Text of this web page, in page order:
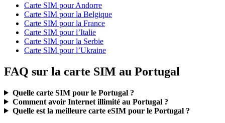
Carte SIM pour Andorre
Carte SIM pour la Belgique
Carte SIM pour la France
Carte SIM pour l’Italie
Carte SIM pour la Serbie
Carte SIM pour l’Ukraine
FAQ sur la carte SIM au Portugal
Quelle carte SIM pour le Portugal ?
Comment avoir Internet illimité au Portugal ?
Quelle est la meilleure carte eSIM pour le Portugal ?